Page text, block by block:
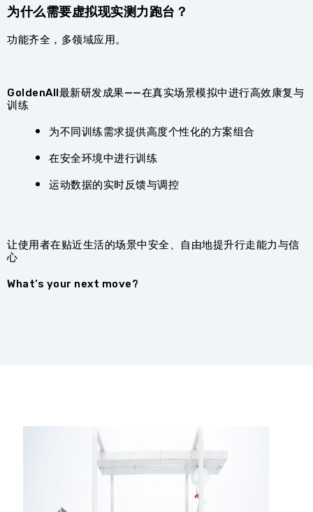
为什么需要虚拟现实测力跑台？
功能齐全，多领域应用。
GoldenAll最新研发成果——在真实场景模拟中进行高效康复与
训练
为不同训练需求提供高度个性化的方案组合
在安全环境中进行训练
运动数据的实时反馈与调控
让使用者在贴近生活的场景中安全、自由地提升行走能力与信
心
What’s your next move?